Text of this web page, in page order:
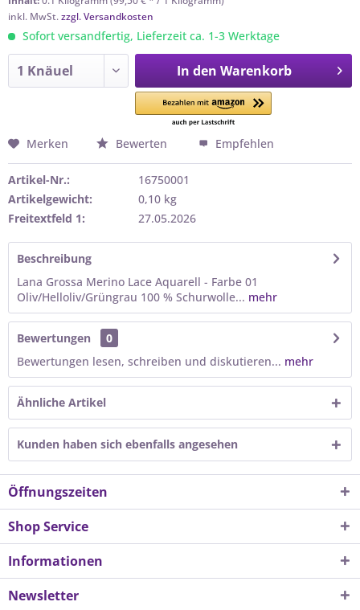
inkl. MwSt.zzgl. Versandkosten
Sofort versandfertig, Lieferzeit ca. 1-3 Werktage
In den Warenkorb
Merken Bewerten Empfehlen
Artikel-Nr.:
16750001
Artikelgewicht:
0,10 kg
Freitextfeld 1:
27.05.2026
Beschreibung
Lana Grossa Merino Lace Aquarell - Farbe 01
Oliv/Helloliv/Grüngrau 100 % Schurwolle... mehr
Bewertungen
0
Bewertungen lesen, schreiben und diskutieren... mehr
Ähnliche Artikel
Kunden haben sich ebenfalls angesehen
Öffnungszeiten
Shop Service
Informationen
Newsletter